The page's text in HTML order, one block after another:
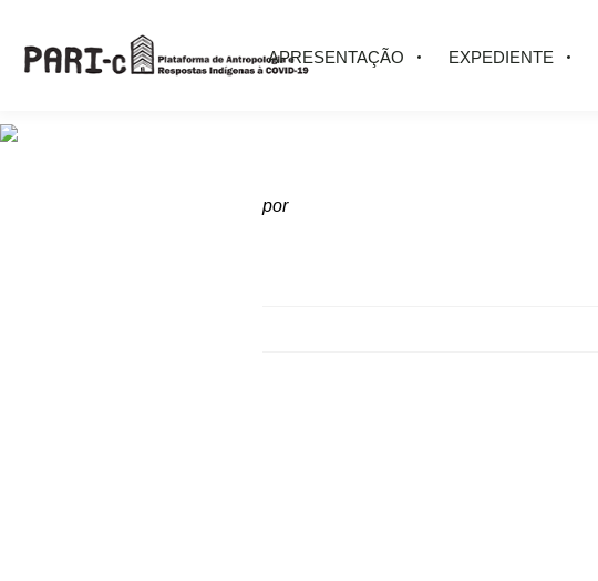
APRESENTAÇÃO EXPEDIENTE
por